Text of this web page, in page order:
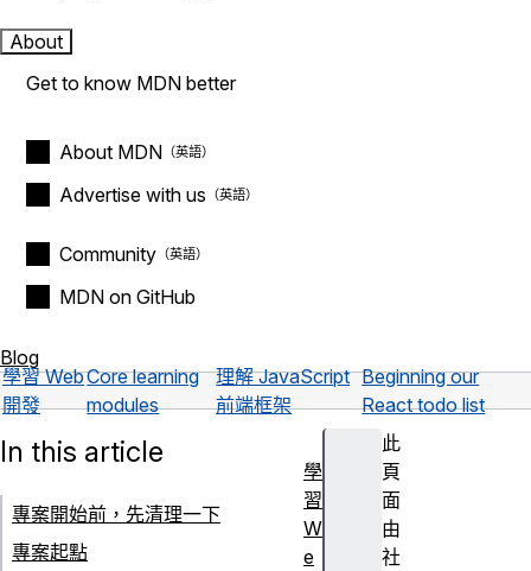
About
Get to know MDN better
About MDN
Advertise with us
Community
MDN on GitHub
Blog
學習 Web
開發
Core learning
modules
理解 JavaScript
前端框架
Beginning our
React todo list
此
頁
面
由
社
In this article
專案開始前，先清理一下
專案起點
學
習
W
e